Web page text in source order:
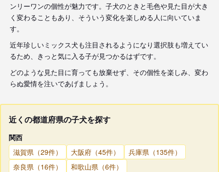
ンリーワンの個性が魅力です。子犬のときと毛色や見た目が大き
く変わることもあり、そういう変化を楽しめる人に向いていま
す。
近年珍しいミックス犬も注目されるようになり選択肢も増えてい
るため、きっと気に入る子が見つかるはずです。
どのような見た目に育っても放棄せず、その個性を楽しみ、変わ
らぬ愛情を注いであげましょう。
近くの都道府県の子犬を探す
関西
滋賀県（29件）
大阪府（45件）
兵庫県（135件）
奈良県（16件）
和歌山県（6件）